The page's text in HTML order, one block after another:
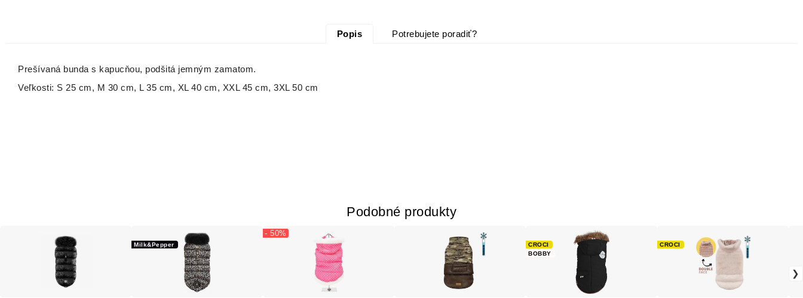
Popis Potrebujete poradiť?
Prešívaná bunda s kapucňou, podšitá jemným zamatom.
Veľkosti: S 25 cm, M 30 cm, L 35 cm, XL 40 cm, XXL 45 cm, 3XL 50 cm
Podobné produkty
Milk&Pepper
- 50%
CROCI
BOBBY
CROCI